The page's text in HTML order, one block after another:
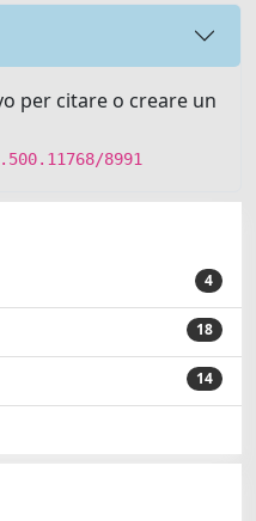
per citare o creare un
8991
4
18
14